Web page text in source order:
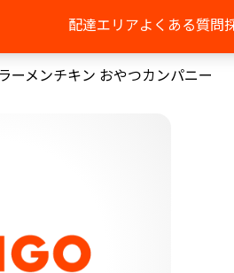
配達エリアよくある質問
ーメンチキン おやつカンパニー